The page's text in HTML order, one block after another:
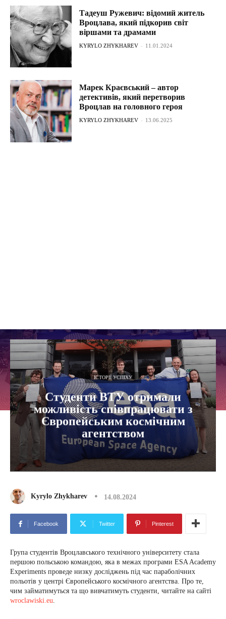
Тадеуш Ружевич: відомий житель
Вроцлава, який підкорив світ
віршами та драмами
KYRYLO ZHYKHAREV - 11.01.2024
Марек Краєвський – автор
детективів, який перетворив
Вроцлав на головного героя
KYRYLO ZHYKHAREV - 13.06.2025